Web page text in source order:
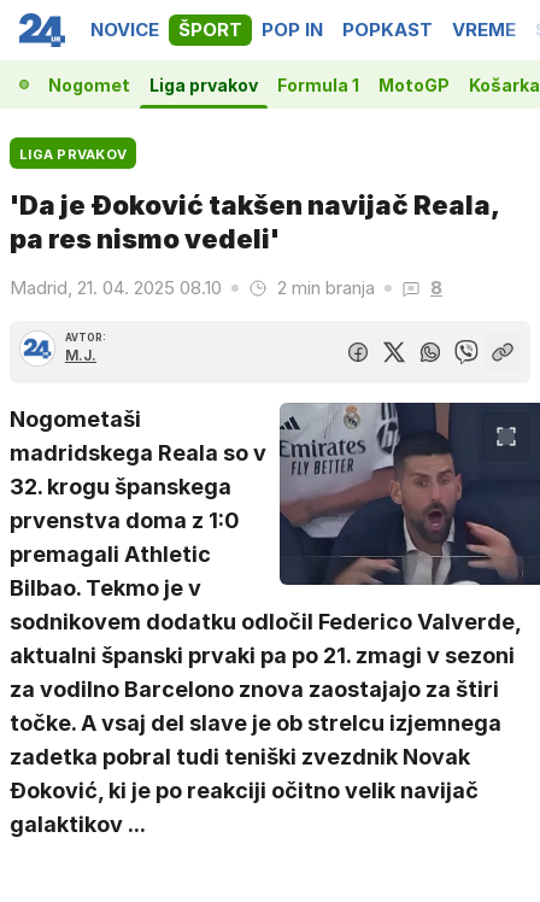
NOVICE ŠPORT POP IN POPKAST VREME
Nogomet Liga prvakov Formula 1 MotoGP Košarka
LIGA PRVAKOV
'Da je Đoković takšen navijač Reala,
pa res nismo vedeli'
Madrid, 21. 04. 2025 08.10 2 min branja 8
AVTOR:
M.J.
Nogometaši
madridskega Reala so v
32. krogu španskega
prvenstva doma z 1:0
premagali Athletic
Bilbao. Tekmo je v
sodnikovem dodatku odločil Federico Valverde,
aktualni španski prvaki pa po 21. zmagi v sezoni
za vodilno Barcelono znova zaostajajo za štiri
točke. A vsaj del slave je ob strelcu izjemnega
zadetka pobral tudi teniški zvezdnik Novak
Đoković, ki je po reakciji očitno velik navijač
galaktikov ...